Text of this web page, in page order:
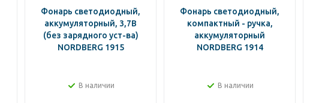
Фонарь светодиодный,
аккумуляторный, 3,7В
(без зарядного уст-ва)
NORDBERG 1915
В наличии
Фонарь светодиодный,
компактный - ручка,
аккумуляторный
NORDBERG 1914
В наличии